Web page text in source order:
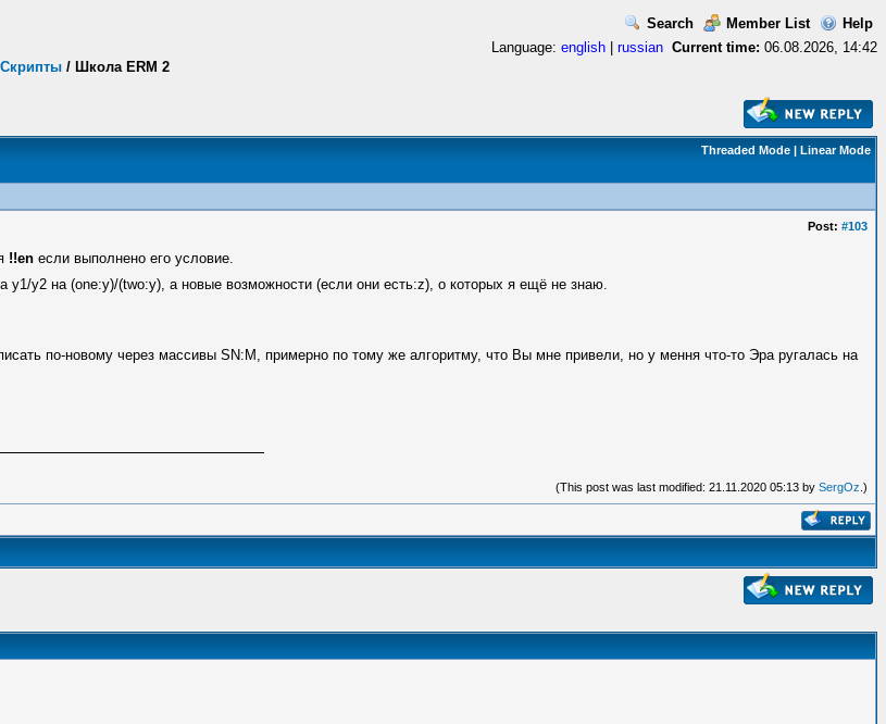
Search Member List
Help
Current time: 06.08.2026, 14:42
Language: english
russian
Скрипты / Школа ERM 2
Threaded Mode | Linear Mode
Post: #103
!!en если выполнено его условие.
y1/y2 на (one:y)/(two:y), а новые возможности (если они есть:z), о которых я ещё не знаю.
по-новому через массивы SN:M, примерно по тому же алгоритму, что Вы мне привели, но у мення что-то Эра ругалась на
(This post was last modified: 21.11.2020 05:13 by SergOz .)